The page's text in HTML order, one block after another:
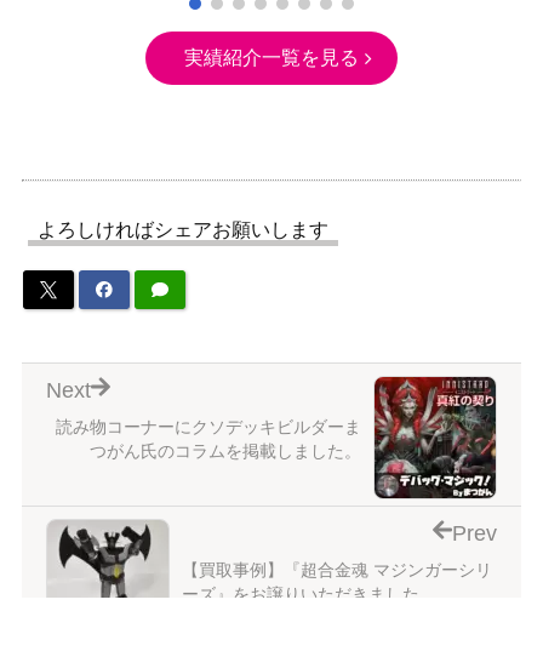
実績紹介一覧を見る
よろしければシェアお願いします
読み物コーナーにクソデッキビルダーま
つがん氏のコラムを掲載しました。
Next
【買取事例】『超合金魂 マジンガーシリ
ーズ』をお譲りいただきました。
Prev